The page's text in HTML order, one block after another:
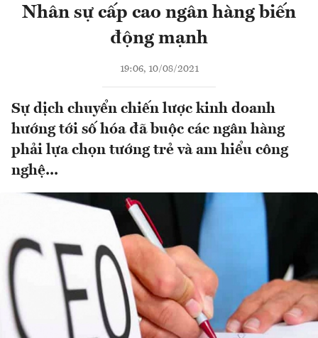
Nhân sự cấp cao ngân hàng biến
động mạnh
19:06, 10/08/2021
Sự dịch chuyển chiến lược kinh doanh
hướng tới số hóa đã buộc các ngân hàng
phải lựa chọn tướng trẻ và am hiểu công
nghệ...